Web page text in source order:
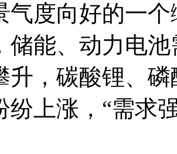
气度向好的一
储能、动力电
升，碳酸锂、
纷上涨，“需求